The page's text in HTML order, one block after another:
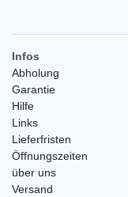
Infos
Abholung
Garantie
Hilfe
Links
Lieferfristen
Öffnungszeiten
über uns
Versand